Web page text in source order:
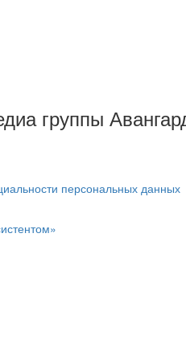
группы
персональных данных